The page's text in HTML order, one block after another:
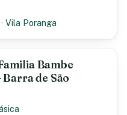
·Vila Poranga
Bambe
Barra de São